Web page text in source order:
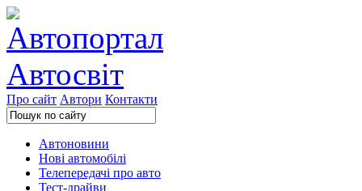
Про сайт Автори Контакти
Автоновини
Нові автомобілі
Телепередачі про авто
Тест-драйви